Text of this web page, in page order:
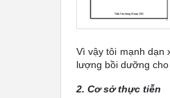
Vì vậy tôi mạnh dạn
lượng bồi dưỡng
2. Cơ sở thực tiễn